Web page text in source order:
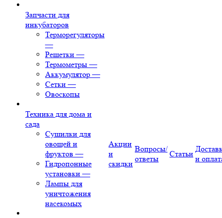
Запчасти для
инкубаторов
Терморегуляторы
—
Решетки —
Термометры —
Аккумулятор —
Сетки —
Овоскопы
Техника для дома и
сада
Сушилки для
овощей и
фруктов —
Гидропонные
установки —
Лампы для
уничтожения
насекомых
Акции
и
скидки
Вопросы/
ответы
Статьи
и